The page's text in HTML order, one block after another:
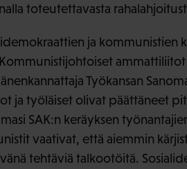
toteutettavasta
ja kommunistien
Työkansan
ja työläiset olivat päättäneet
SAK:n keräyksen
vaativat, että aiemmin
tehtäviä talkootöitä.